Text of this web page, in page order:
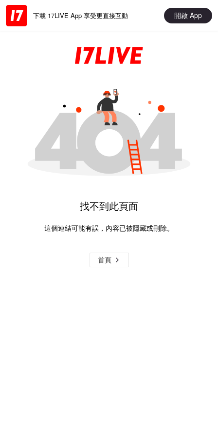
下載 17LIVE App 享受更直接互動 開啟 App
找不到此頁面
這個連結可能有誤，內容已被隱藏或刪除。
首頁